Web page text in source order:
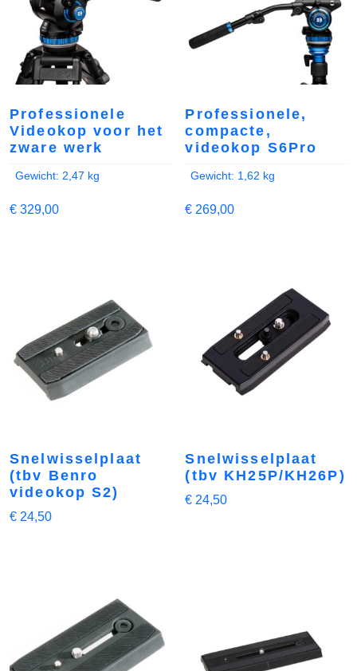
Professionele
Videokop voor het
zware werk
Gewicht: 2,47 kg
€ 329,00
Professionele,
compacte,
videokop S6Pro
Gewicht: 1,62 kg
€ 269,00
Snelwisselplaat
(tbv Benro
videokop S2)
€ 24,50
Snelwisselplaat
(tbv KH25P/KH26P)
€ 24,50